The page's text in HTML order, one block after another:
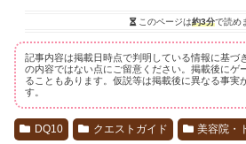
このページは約3分で読め
記事内容は掲載日時点で判明している情報に基づ
の内容ではない点にご留意ください。掲載後にゲ
ることもあります。仮説等は掲載後に異なる事実
す。
DQ10 クエストガイド 美容院・